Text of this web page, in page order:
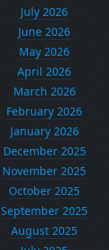
July 2026
June 2026
May 2026
April 2026
March 2026
February 2026
January 2026
December 2025
November 2025
October 2025
September 2025
August 2025